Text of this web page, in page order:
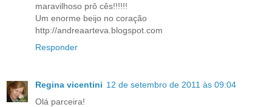
maravilhoso prô cês!!!!!!
Um enorme beijo no coração
http://andreaarteva.blogspot.com
Responder
Regina vicentini 12 de setembro de 2011 às 09:04
Olá parceira!